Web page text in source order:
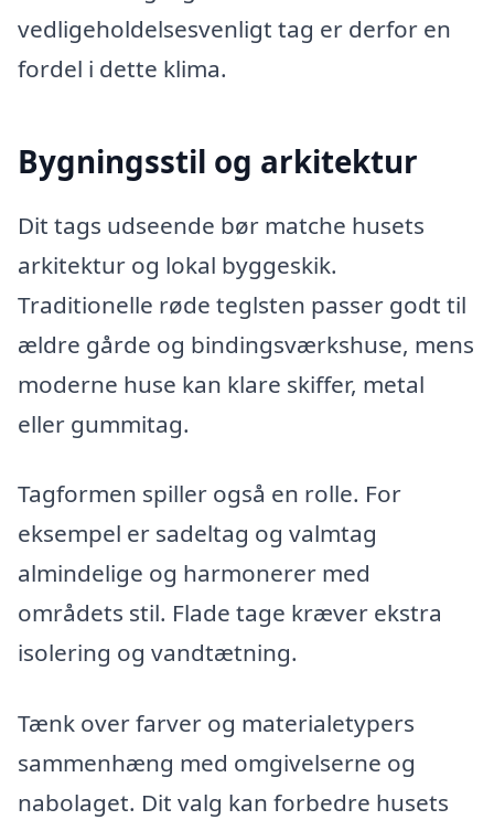
vedligeholdelsesvenligt tag er derfor en
fordel i dette klima.
Bygningsstil og arkitektur
Dit tags udseende bør matche husets
arkitektur og lokal byggeskik.
Traditionelle røde teglsten passer godt til
ældre gårde og bindingsværkshuse, mens
moderne huse kan klare skiffer, metal
eller gummitag.
Tagformen spiller også en rolle. For
eksempel er sadeltag og valmtag
almindelige og harmonerer med
områdets stil. Flade tage kræver ekstra
isolering og vandtætning.
Tænk over farver og materialetypers
sammenhæng med omgivelserne og
nabolaget. Dit valg kan forbedre husets